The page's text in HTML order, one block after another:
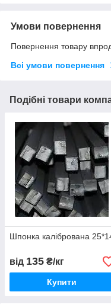
Умови повернення
Повернення товару
Всі умови повернення
Подібні товари
Шпонка калібрована
від 135 ₴/кг
Купити